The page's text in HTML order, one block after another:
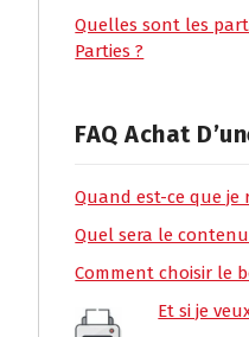
Quelles sont les
Parties ?
FAQ Achat
Quand est-ce que je
Quel sera le
Comment choisir le
Et si je